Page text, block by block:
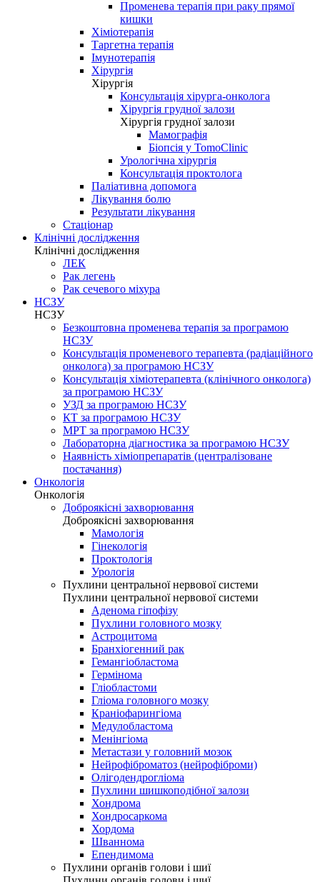
Променева терапія при раку прямої
кишки
Хіміотерапія
Таргетна терапія
Імунотерапія
Хірургія
Хірургія
Консультація хірурга-онколога
Хірургія грудної залози
Хірургія грудної залози
Мамографія
Біопсія у TomoClinic
Урологічна хірургія
Консультація проктолога
Паліативна допомога
Лікування болю
Результати лікування
Стаціонар
Клінічні дослідження
Клінічні дослідження
ЛЕК
Рак легень
Рак сечевого міхура
НСЗУ
НСЗУ
Безкоштовна променева терапія за програмою
НСЗУ
Консультація променевого терапевта (радіаційного
онколога) за програмою НСЗУ
Консультація хіміотерапевта (клінічного онколога)
за програмою НСЗУ
УЗД за програмою НСЗУ
КТ за програмою НСЗУ
МРТ за програмою НСЗУ
Лабораторна діагностика за програмою НСЗУ
Наявність хіміопрепаратів (централізоване
постачання)
Онкологія
Онкологія
Доброякісні захворювання
Доброякісні захворювання
Мамологія
Гінекологія
Проктологія
Урологія
Пухлини центральної нервової системи
Пухлини центральної нервової системи
Аденома гіпофізу
Пухлини головного мозку
Астроцитома
Бранхіогенний рак
Гемангіобластома
Гермінома
Гліобластоми
Гліома головного мозку
Краніофарингіома
Медулобластома
Менінгіома
Метастази у головний мозок
Нейрофіброматоз (нейрофіброми)
Олігодендрогліома
Пухлини шишкоподібної залози
Хондрома
Хондросаркома
Хордома
Шваннома
Епендимома
Пухлини органів голови і шиї